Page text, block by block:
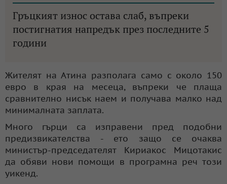
Гръцкият износ остава слаб, въпреки
постигнатия напредък през последните 5
години
Жителят на Атина разполага само с около 150
евро в края на месеца, въпреки че плаща
сравнително нисък наем и получава малко над
минималната заплата.
Много гърци са изправени пред подобни
предизвикателства - ето защо се очаква
министър-председателят Кириакос Мицотакис
да обяви нови помощи в програмна реч този
уикенд.